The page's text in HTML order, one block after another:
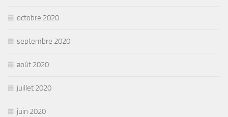
octobre 2020
septembre 2020
août 2020
juillet 2020
juin 2020